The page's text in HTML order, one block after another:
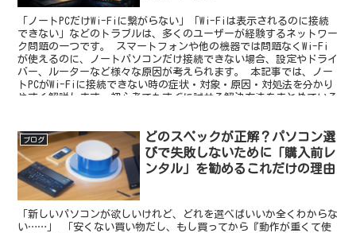
「ノートPCだけWi-Fiに繋がらない」「Wi-Fiは表示されるのに接続
できない」などのトラブルは、多くのユーザーが経験するネットワー
ク問題の一つです。 スマートフォンや他の機器では問題なくWi-Fi
が使えるのに、ノートパソコンだけ接続できない場合、設定やドライ
バー、ルーターなど様々な原因が考えられます。 本記事では、ノー
トPCがWi-Fiに接続できない時の症状・対象・原因・対処法を分かり
やすく解説します。初心者でもすぐに試せる解決方法をまとめている
ブログ
どのスペックが正解？パソコン選
びで失敗しないために「購入前レ
ンタル」を勧めるこれだけの理由
「新しいパソコンが欲しいけれど、どれを選べばいいか全くわからな
い……」 「安くない買い物だし、もし買ってから『動作が重くて使